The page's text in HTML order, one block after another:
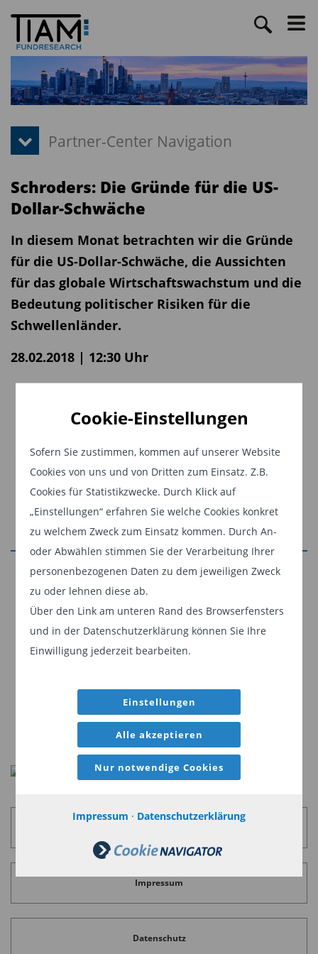
Cookie-Einstellungen
Sofern Sie zustimmen, kommen auf unserer Website
Cookies von uns und von Dritten zum Einsatz. Z.B.
Cookies für Statistikzwecke. Durch Klick auf
„Einstellungen“ erfahren Sie welche Cookies konkret
zu welchem Zweck zum Einsatz kommen. Durch An-
oder Abwählen stimmen Sie der Verarbeitung Ihrer
personenbezogenen Daten zu dem jeweiligen Zweck
zu oder lehnen diese ab.
Über den Link am unteren Rand des Browserfensters
und in der Datenschutzerklärung können Sie Ihre
Einwilligung jederzeit bearbeiten.
Einstellungen
Alle akzeptieren
Nur notwendige Cookies
Impressum · Datenschutzerklärung
Schroders: Die Gründe für die US-
Dollar-Schwäche
In diesem Monat betrachten wir die Gründe
für die US-Dollar-Schwäche, die Aussichten
für das globale Wirtschaftswachstum und die
Bedeutung politischer Risiken für die
Schwellenländer.
28.02.2018 | 12:30 Uhr
downloaden.
Jetzt weiterlesen
Dieser Inhalt ist für professionelle Anleger
bestimmt. Mit Klick auf "Weiter" bestätigen
Sie, dass Sie ein professioneller Anleger sind
und stimmen unserer
Weiter
Impressum
Datenschutz